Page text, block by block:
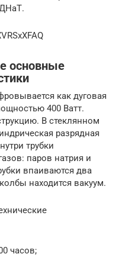
основные
как дуговая
400 Ватт.
В стеклянном
разрядная
трубки
паров натрия и
впаиваются два
находится вакуум.
часов;